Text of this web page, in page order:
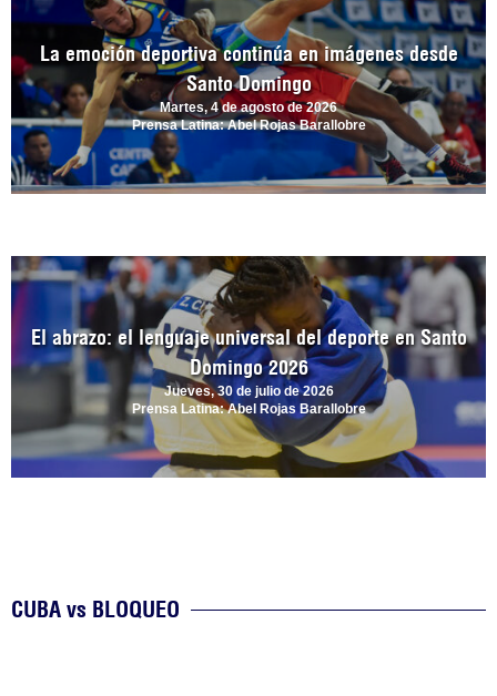
La emoción deportiva continúa en imágenes desde
Santo Domingo
Martes, 4 de agosto de 2026
Prensa Latina: Abel Rojas Barallobre
El abrazo: el lenguaje universal del deporte en Santo
Domingo 2026
Jueves, 30 de julio de 2026
Prensa Latina: Abel Rojas Barallobre
CUBA vs BLOQUEO